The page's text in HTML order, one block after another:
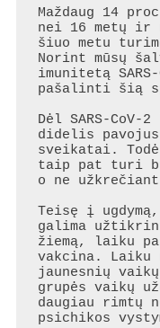
Maždaug 14
nei 16 metų ir
šiuo metu
Norint mūsų
imunitetą
pašalinti šią
Dėl SARS-
didelis
sveikatai.
taip pat turi
o ne
Teisę į
galima
žiemą, laiku
vakcina. Laiku
jaunesnių
grupės vaikų
daugiau rimtų
psichikos